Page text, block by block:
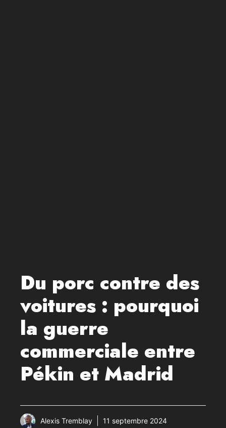
Du porc contre des
voitures : pourquoi
la guerre
commerciale entre
Pékin et Madrid
Alexis Tremblay 11 septembre 2024